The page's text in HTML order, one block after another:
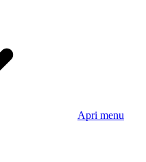
Apri menu